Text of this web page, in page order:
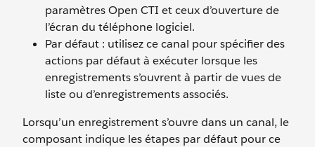
paramètres Open CTI et ceux d’ouverture de
l’écran du téléphone logiciel.
Par défaut : utilisez ce canal pour spécifier des
actions par défaut à exécuter lorsque les
enregistrements s’ouvrent à partir de vues de
liste ou d’enregistrements associés.
Lorsqu’un enregistrement s’ouvre dans un canal, le
composant indique les étapes par défaut pour ce